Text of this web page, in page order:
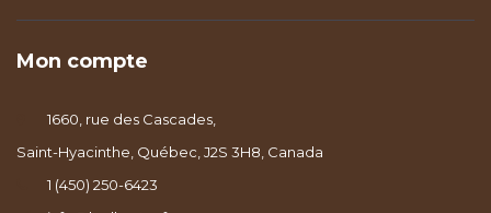
Mon compte
1660, rue des Cascades,
Saint-Hyacinthe, Québec, J2S 3H8, Canada
1 (450) 250-6423